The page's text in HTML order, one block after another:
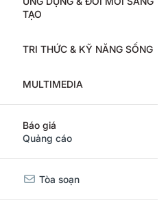
TẠO
TRI THỨC & KỸ NĂNG SỐNG
MULTIMEDIA
Báo giá
Quảng cáo
Tòa soạn